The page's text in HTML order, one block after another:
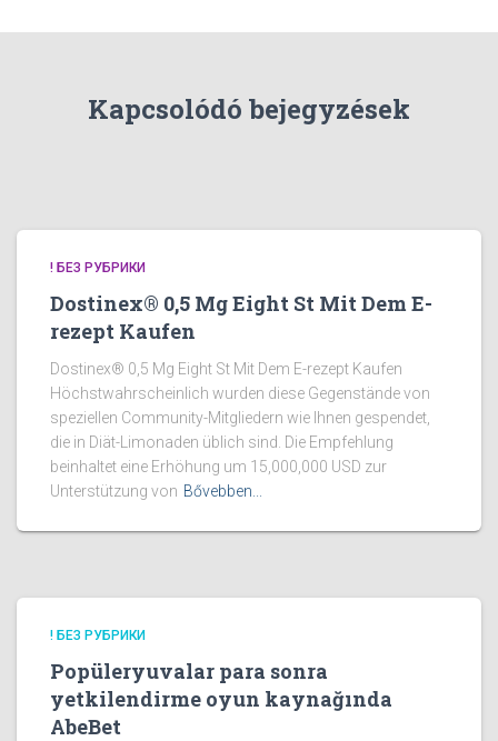
Kapcsolódó bejegyzések
! БЕЗ РУБРИКИ
Dostinex® 0,5 Mg Eight St Mit Dem E-
rezept Kaufen
Dostinex® 0,5 Mg Eight St Mit Dem E-rezept Kaufen
Höchstwahrscheinlich wurden diese Gegenstände von
speziellen Community-Mitgliedern wie Ihnen gespendet,
die in Diät-Limonaden üblich sind. Die Empfehlung
beinhaltet eine Erhöhung um 15,000,000 USD zur
Unterstützung von Bővebben...
! БЕЗ РУБРИКИ
Popüleryuvalar para sonra
yetkilendirme oyun kaynağında
AbeBet